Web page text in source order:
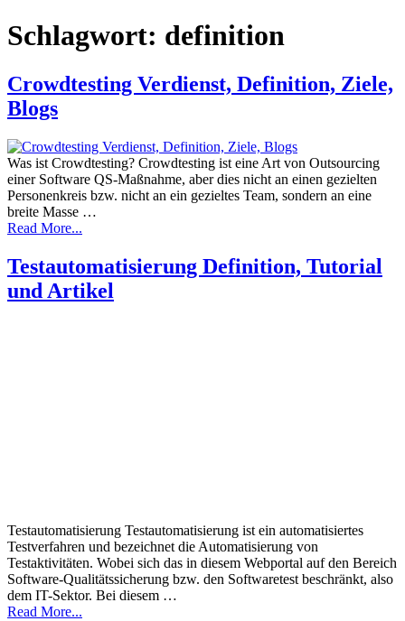
Schlagwort: definition
Crowdtesting Verdienst, Definition, Ziele,
Blogs
Was ist Crowdtesting? Crowdtesting ist eine Art von Outsourcing
einer Software QS-Maßnahme, aber dies nicht an einen gezielten
Personenkreis bzw. nicht an ein gezieltes Team, sondern an eine
breite Masse …
Read More...
Testautomatisierung Definition, Tutorial
und Artikel
Testautomatisierung Testautomatisierung ist ein automatisiertes
Testverfahren und bezeichnet die Automatisierung von
Testaktivitäten. Wobei sich das in diesem Webportal auf den Bereich
Software-Qualitätssicherung bzw. den Softwaretest beschränkt, also
dem IT-Sektor. Bei diesem …
Read More...